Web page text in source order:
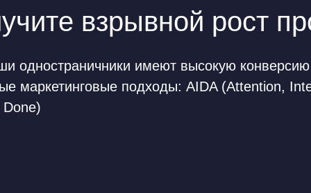
взрывной рост
одностраничники имеют высокую
маркетинговые подходы: AIDA (Attention,